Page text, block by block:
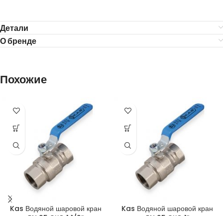
Детали
О бренде
Похожие
Kas Водяной шаровой кран
Kas Водяной шаровой кран